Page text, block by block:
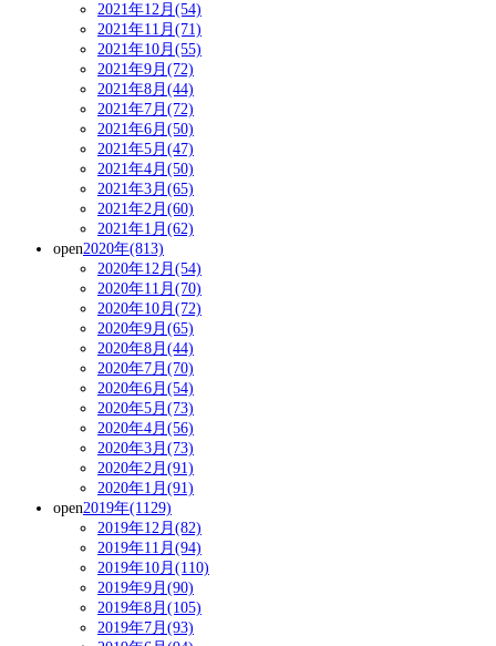
2021年12月(54)
2021年11月(71)
2021年10月(55)
2021年9月(72)
2021年8月(44)
2021年7月(72)
2021年6月(50)
2021年5月(47)
2021年4月(50)
2021年3月(65)
2021年2月(60)
2021年1月(62)
open2020年(813)
2020年12月(54)
2020年11月(70)
2020年10月(72)
2020年9月(65)
2020年8月(44)
2020年7月(70)
2020年6月(54)
2020年5月(73)
2020年4月(56)
2020年3月(73)
2020年2月(91)
2020年1月(91)
open2019年(1129)
2019年12月(82)
2019年11月(94)
2019年10月(110)
2019年9月(90)
2019年8月(105)
2019年7月(93)